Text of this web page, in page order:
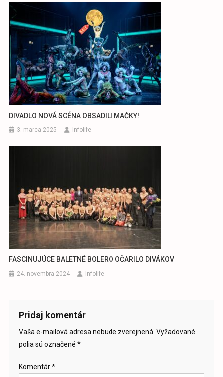
DIVADLO NOVÁ SCÉNA OBSADILI MAČKY!
3. marca 2025 Infolife
FASCINUJÚCE BALETNÉ BOLERO OČARILO DIVÁKOV
24. novembra 2024 Infolife
Pridaj komentár
Vaša e-mailová adresa nebude zverejnená. Vyžadované
polia sú označené *
Komentár*